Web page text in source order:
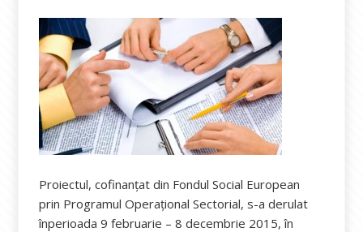
Proiectul, cofinanţat din Fondul Social European
prin Programul Operaţional Sectorial, s-a derulat
înperioada 9 februarie – 8 decembrie 2015, în